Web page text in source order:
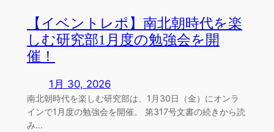
【イベントレポ】南北朝時代を楽
しむ研究部1月度の勉強会を開
催！
1月 30, 2026
南北朝時代を楽しむ研究部は、1月30日（金）にオンラ
インで1月度の勉強会を開催。 第317号文書の続きから読
み…